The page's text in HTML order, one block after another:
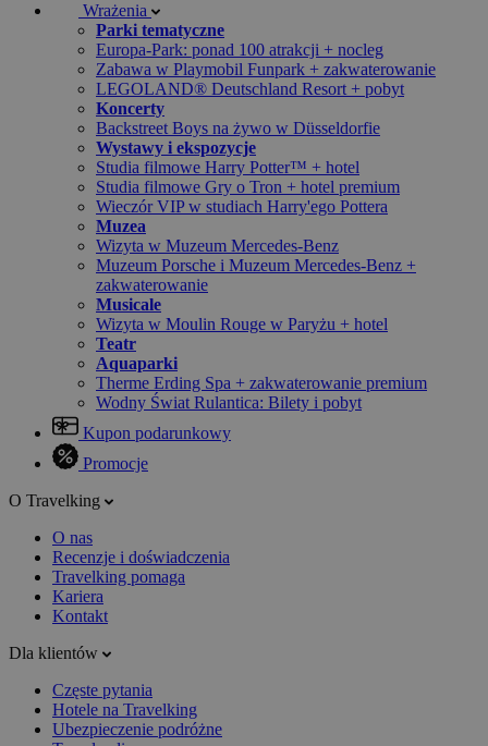
Wrażenia
Parki tematyczne
Europa-Park: ponad 100 atrakcji + nocleg
Zabawa w Playmobil Funpark + zakwaterowanie
LEGOLAND® Deutschland Resort + pobyt
Koncerty
Backstreet Boys na żywo w Düsseldorfie
Wystawy i ekspozycje
Studia filmowe Harry Potter™ + hotel
Studia filmowe Gry o Tron + hotel premium
Wieczór VIP w studiach Harry'ego Pottera
Muzea
Wizyta w Muzeum Mercedes-Benz
Muzeum Porsche i Muzeum Mercedes-Benz +
zakwaterowanie
Musicale
Wizyta w Moulin Rouge w Paryżu + hotel
Teatr
Aquaparki
Therme Erding Spa + zakwaterowanie premium
Wodny Świat Rulantica: Bilety i pobyt
Kupon podarunkowy
Promocje
O Travelking
O nas
Recenzje i doświadczenia
Travelking pomaga
Kariera
Kontakt
Dla klientów
Częste pytania
Hotele na Travelking
Ubezpieczenie podróżne